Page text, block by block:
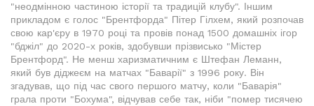
"неодмінною частиною історії та традицій клубу". Іншим
прикладом є голос "Брентфорда" Пітер Гілхем, який розпочав
свою кар'єру в 1970 році та провів понад 1500 домашніх ігор
"бджіл" до 2020-х років, здобувши прізвисько "Містер
Брентфорд". Не менш харизматичним є Штефан Леманн,
який був діджеєм на матчах "Баварії" з 1996 року. Він
згадував, що під час свого першого матчу, коли "Баварія"
грала проти "Бохума", відчував себе так, ніби "помер тисячею